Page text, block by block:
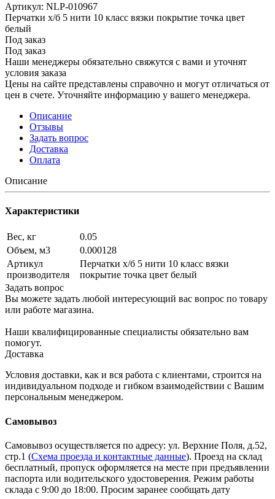
Артикул: NLP-010967
Перчатки х/б 5 нити 10 класс вязки покрытие точка цвет
белый
Под заказ
Под заказ
Наши менеджеры обязательно свяжутся с вами и уточнят
условия заказа
Цены на сайте представлены справочно и могут отличаться от
цен в счете. Уточняйте информацию у вашего менеджера.
Описание
Отзывы
Задать вопрос
Доставка
Оплата
Описание
Характеристики
Вес, кг
0.05
Объем, м3
0.000128
Артикул
производителя
Перчатки х/б 5 нити 10 класс вязки
покрытие точка цвет белый
Задать вопрос
Вы можете задать любой интересующий вас вопрос по товару
или работе магазина.
Наши квалифицированные специалисты обязательно вам
помогут.
Доставка
Условия доставки, как и вся работа с клиентами, строится на
индивидуальном подходе и гибком взаимодействии с Вашим
персональным менеджером.
Самовывоз
Самовывоз осуществляется по адресу: ул. Верхние Поля, д.52,
стр.1 (Схема проезда и контактные данные). Проезд на склад
бесплатный, пропуск оформляется на месте при предъявлении
паспорта или водительского удостоверения. Режим работы
склада с 9:00 до 18:00. Просим заранее сообщать дату